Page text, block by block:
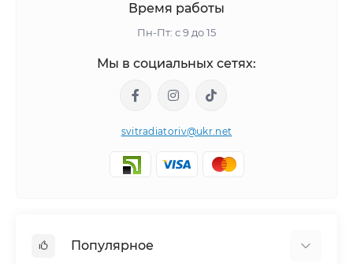
Время работы
Пн-Пт: с 9 до 15
Мы в социальных сетях:
svitradiatoriv@ukr.net
Популярное